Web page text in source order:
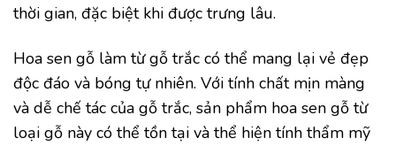
thời gian, đặc biệt khi được trưng lâu.
Hoa sen gỗ làm từ gỗ trắc có thể mang lại vẻ đẹp
độc đáo và bóng tự nhiên. Với tính chất mịn màng
và dễ chế tác của gỗ trắc, sản phẩm hoa sen gỗ từ
loại gỗ này có thể tồn tại và thể hiện tính thẩm mỹ